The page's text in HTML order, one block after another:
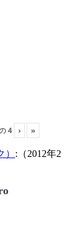
4 › »
:（2012年2